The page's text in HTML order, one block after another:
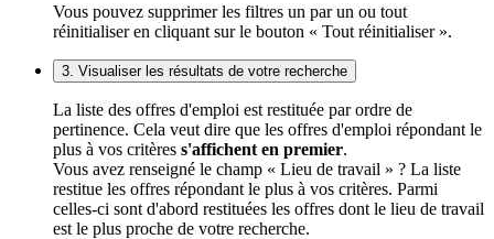
Vous pouvez supprimer les filtres un par un ou tout
réinitialiser en cliquant sur le bouton « Tout réinitialiser ».
3. Visualiser les résultats de votre recherche
La liste des offres d'emploi est restituée par ordre de
pertinence. Cela veut dire que les offres d'emploi répondant le
plus à vos critères s'affichent en premier.
Vous avez renseigné le champ « Lieu de travail » ? La liste
restitue les offres répondant le plus à vos critères. Parmi
celles-ci sont d'abord restituées les offres dont le lieu de travail
est le plus proche de votre recherche.